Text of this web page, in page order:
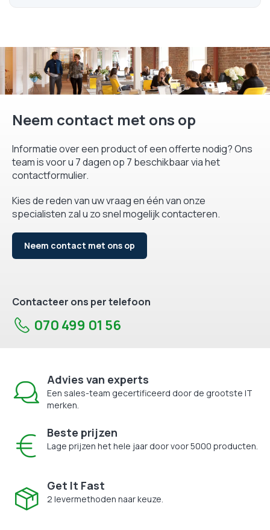
Neem contact met ons op
Informatie over een product of een offerte nodig? Ons
team is voor u 7 dagen op 7 beschikbaar via het
contactformulier.
Kies de reden van uw vraag en één van onze
specialisten zal u zo snel mogelijk contacteren.
Neem contact met ons op
Contacteer ons per telefoon
070 499 01 56
Advies van experts
Een sales-team gecertificeerd door de grootste IT
merken.
Beste prijzen
Lage prijzen het hele jaar door voor 5000 producten.
Get It Fast
2 levermethoden naar keuze.